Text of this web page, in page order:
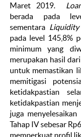
Maret 2019.
berada pada
sementara
pada level 145,8%
minimum yang
merupakan hasil
untuk memastikan
memitigasi
ketidakpastian
ketidakpastian
juga
Tahap IV sebesar
memperkuat profil